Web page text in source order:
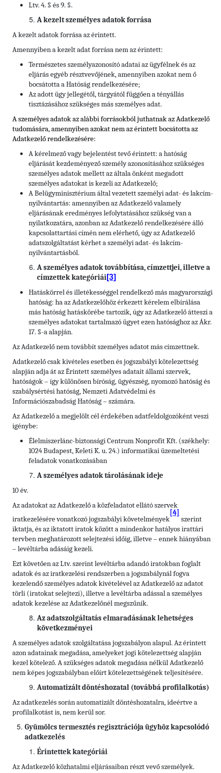
Ltv. 4. § és 9. §.
A kezelt személyes adatok forrása
A kezelt adatok forrása az érintett.
Amennyiben a kezelt adat forrása nem az érintett:
Természetes személyazonosító adatai az ügyfélnek és az
eljárás egyéb résztvevőjének, amennyiben azokat nem ő
bocsátotta a Hatóság rendelkezésére;
Az adott ügy jellegétől, tárgyától függően a tényállás
tisztázásához szükséges más személyes adat.
A személyes adatok az alábbi forrásokból juthatnak az Adatkezelő
tudomására, amennyiben azokat nem az érintett bocsátotta az
Adatkezelő rendelkezésére:
A kérelmező vagy bejelentést tevő érintett: a hatóság
eljárását kezdeményező személy azonosításához szükséges
személyes adatok mellett az általa önként megadott
személyes adatokat is kezeli az Adatkezelő;
A Belügyminisztérium által vezetett személyi adat- és lakcím-
nyilvántartás: amennyiben az Adatkezelő valamely
eljárásának eredményes lefolytatásához szükség van a
nyilatkozatára, azonban az Adatkezelő rendelkezésére álló
kapcsolattartási címén nem elérhető, úgy az Adatkezelő
adatszolgáltatást kérhet a személyi adat- és lakcím-
nyilvántartásból.
A személyes adatok továbbítása, címzettjei, illetve a
címzettek kategóriái[3]
Hatáskörrel és illetékességgel rendelkező más magyarországi
hatóság: ha az Adatkezelőhöz érkezett kérelem elbírálása
más hatóság hatáskörébe tartozik, úgy az Adatkezelő átteszi a
személyes adatokat tartalmazó ügyet ezen hatósághoz az Ákr.
17. §-a alapján.
Az Adatkezelő nem továbbít személyes adatot más címzettnek.
Adatkezelő csak kivételes esetben és jogszabályi kötelezettség
alapján adja át az Érintett személyes adatait állami szervek,
hatóságok – így különösen bíróság, ügyészség, nyomozó hatóság és
szabálysértési hatóság, Nemzeti Adatvédelmi és
Információszabadság Hatóság – számára.
Az Adatkezelő a megjelölt cél érdekében adatfeldolgozóként veszi
igénybe:
Élelmiszerlánc-biztonsági Centrum Nonprofit Kft. (székhely:
1024 Budapest, Keleti K. u. 24.) informatikai üzemeltetési
feladatok vonatkozásában
A személyes adatok tárolásának ideje
10 év.
Az adatokat az Adatkezelő a közfeladatot ellátó szervek
iratkezelésére vonatkozó jogszabályi követelmények
[4]
szerint
iktatja, és az iktatott iratok között a mindenkor hatályos irattári
tervben meghatározott selejtezési időig, illetve – ennek hiányában
– levéltárba adásáig kezeli.
Ezt követően az Ltv. szerint levéltárba adandó iratokban foglalt
adatok és az iratkezelési rendszerben a jogszabálynál fogva
kezelendő személyes adatok kivételével az Adatkezelő az adatot
törli (iratokat selejtezi), illetve a levéltárba adással a személyes
adatok kezelése az Adatkezelőnél megszűnik.
Az adatszolgáltatás elmaradásának lehetséges
következményei
A személyes adatok szolgáltatása jogszabályon alapul. Az érintett
azon adatainak megadása, amelyeket jogi kötelezettség alapján
kezel kötelező. A szükséges adatok megadása nélkül Adatkezelő
nem képes jogszabályban előírt kötelezettségének teljesítésére.
Automatizált döntéshozatal (továbbá profilalkotás)
Az adatkezelés során automatizált döntéshozatalra, ideértve a
profilalkotást is, nem kerül sor.
Gyümölcs termesztés regisztrációja ügyhöz kapcsolódó
adatkezelés
Érintettek kategóriái
Az Adatkezelő közhatalmi eljárásaiban részt vevő személyek.